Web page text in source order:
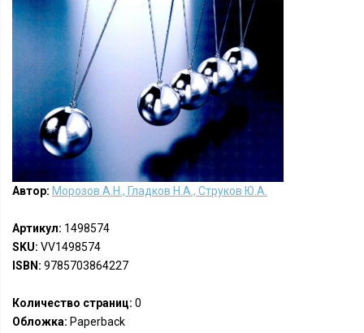
Автор: Морозов А.Н., Гладков Н.А., Струков Ю.А.
Артикул: 1498574
SKU: VV1498574
ISBN: 9785703864227
Количество страниц: 0
Обложка: Paperback